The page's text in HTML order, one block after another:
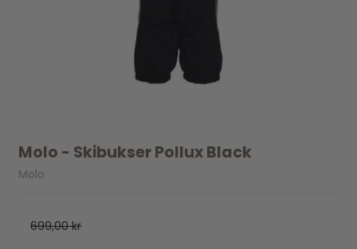
Molo - Skibukser Pollux Black
Molo
699,00 kr